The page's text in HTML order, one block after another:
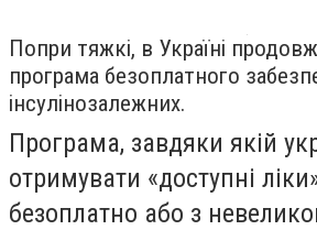
Попри тяжкі, в Україні
програма безоплатного
інсулінозалежних.
Програма, завдяки якій
отримувати «доступні
безоплатно або з